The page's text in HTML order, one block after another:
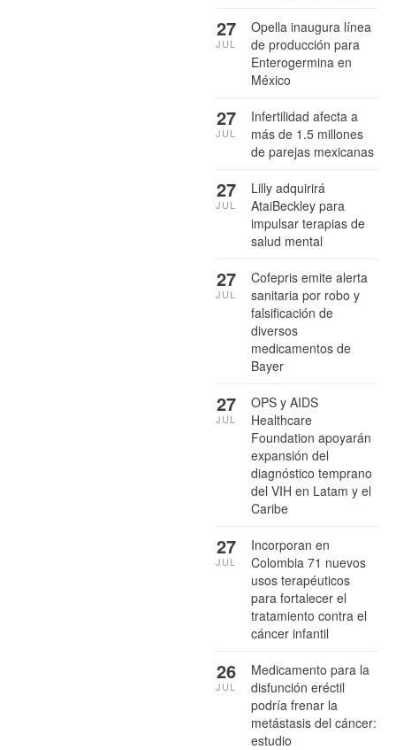
Opella inaugura línea
de producción para
Enterogermina en
México
27
JUL
Infertilidad afecta a
más de 1.5 millones
de parejas mexicanas
27
JUL
Lilly adquirirá
AtaiBeckley para
impulsar terapias de
salud mental
27
JUL
Cofepris emite alerta
sanitaria por robo y
falsificación de
diversos
medicamentos de
Bayer
27
JUL
OPS y AIDS
Healthcare
Foundation apoyarán
expansión del
diagnóstico temprano
del VIH en Latam y el
Caribe
27
JUL
Incorporan en
Colombia 71 nuevos
usos terapéuticos
para fortalecer el
tratamiento contra el
cáncer infantil
27
JUL
Medicamento para la
disfunción eréctil
podría frenar la
metástasis del cáncer:
estudio
26
JUL